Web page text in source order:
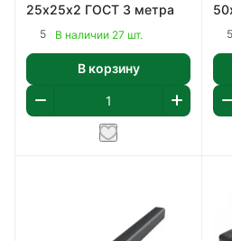
25х25х2 ГОСТ 3 метра
5 В наличии 27 шт.
В корзину
5